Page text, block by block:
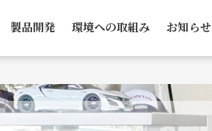
製品開発 環境への取組み お知らせ